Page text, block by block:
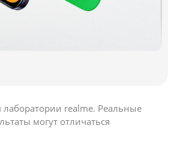
realme. Реальные
могут отличаться